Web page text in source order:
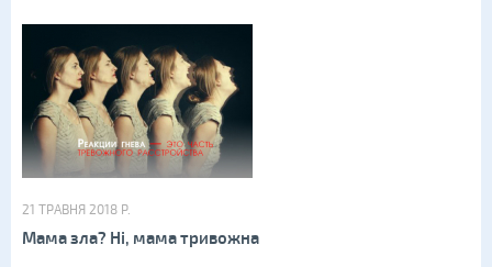
21 ТРАВНЯ 2018 Р.
Мама зла? Ні, мама тривожна